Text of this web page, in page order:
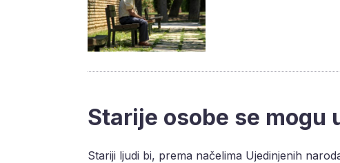
Starije osobe se
Stariji ljudi bi, prema načelima Ujedinjenih